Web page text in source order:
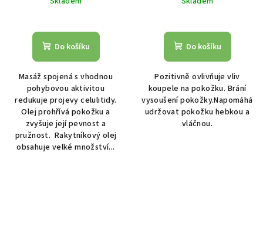
Do košíku
Masáž spojená s vhodnou
pohybovou aktivitou
redukuje projevy celulitidy.
Olej prohřívá pokožku a
zvyšuje její pevnost a
pružnost. Rakytníkový olej
obsahuje velké množství...
Do košíku
Pozitivně ovlivňuje vliv
koupele na pokožku. Brání
vysoušení pokožky.Napomáhá
udržovat pokožku hebkou a
vláčnou.